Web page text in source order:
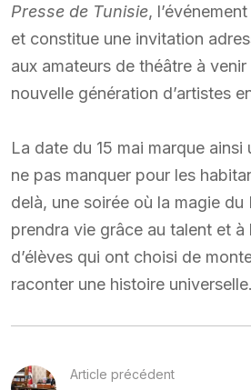
Presse de Tunisie,
et constitue une invitation
aux amateurs de théâtre à
nouvelle génération d’artistes
La date du 15 mai marque
ne pas manquer pour les
delà, une soirée où la magie du
prendra vie grâce au talent et à
d’élèves qui ont choisi de
raconter une histoire universelle.
Article précédent